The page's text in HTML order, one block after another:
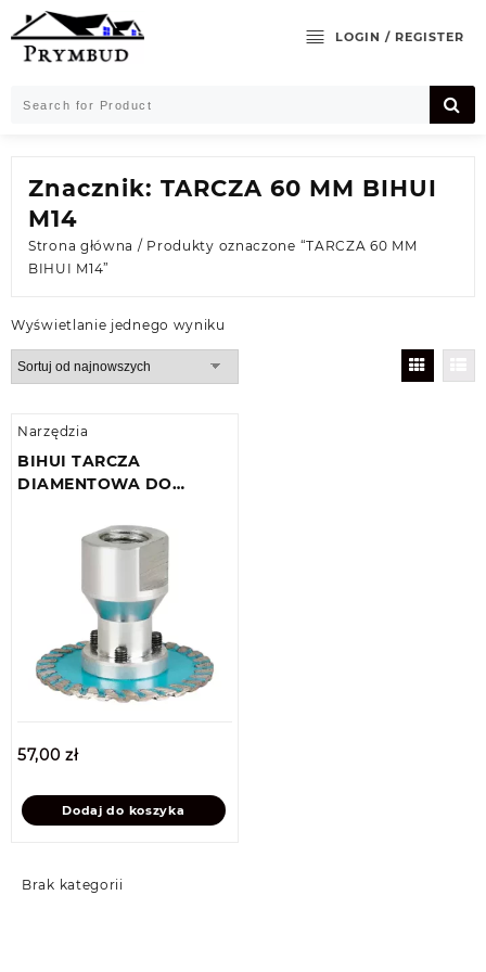
Skip
to
content
LOGIN / REGISTER
Brak kategorii
Znacznik: TARCZA 60 MM BIHUI
M14
Strona główna / Produkty oznaczone “TARCZA 60 MM
BIHUI M14”
Wyświetlanie jednego wyniku
Narzędzia
BIHUI TARCZA
DIAMENTOWA DO
57,00zł
Dodaj do koszyka